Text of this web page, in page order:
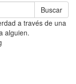
Buscar
a través de una
alguien.